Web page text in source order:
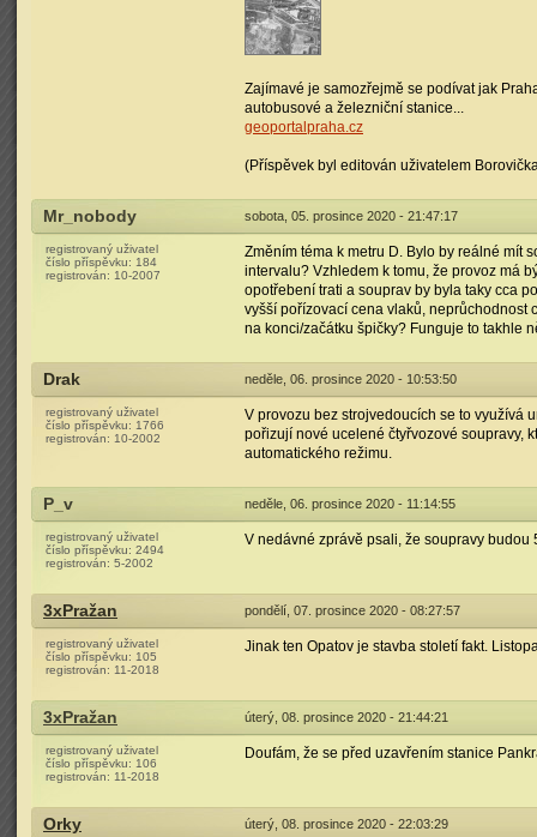
Zajímavé je samozřejmě se podívat jak
autobusové a železniční stanice...
geoportalpraha.cz
(Příspěvek byl editován uživatelem
Mr_nobody sobota, 05. prosince 2020 - 21:47:17
registrovaný uživatel
číslo příspěvku: 184
registrován: 10-2007
Změním téma k metru D. Bylo by reálné mít
intervalu? Vzhledem k tomu, že provoz má
opotřebení trati a souprav by byla taky cca
vyšší pořízovací cena vlaků, neprůchodnost
na konci/začátku špičky? Funguje to takhle
Drak neděle, 06. prosince 2020 - 10:53:50
registrovaný uživatel
číslo příspěvku: 1766
registrován: 10-2002
V provozu bez strojvedoucích se to využívá
pořizují nové ucelené čtyřvozové soupravy,
automatického režimu.
P_v neděle, 06. prosince 2020 - 11:14:55
registrovaný uživatel
číslo příspěvku: 2494
registrován: 5-2002
V nedávné zprávě psali, že soupravy
3xPražan pondělí, 07. prosince 2020 - 08:27:57
registrovaný uživatel
číslo příspěvku: 105
registrován: 11-2018
Jinak ten Opatov je stavba století fakt.
3xPražan úterý, 08. prosince 2020 - 21:44:21
registrovaný uživatel
číslo příspěvku: 106
registrován: 11-2018
Doufám, že se před uzavřením stanice
Orky úterý, 08. prosince 2020 - 22:03:29